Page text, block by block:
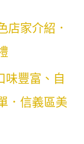
店家介紹．
味豐富、自
．信義區美